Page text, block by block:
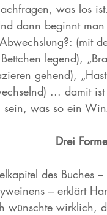
was los
dann beginnt
(mit
legend),
gehend),
... damit
sein, was so ein
Drei
des Buches
– erklärt
wünschte wirklich,